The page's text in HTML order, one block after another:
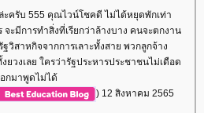
ครับ 555 คุณไวน์โชคดี ไม่ได้หยุดพักเท่า
จะมีการทำสิ่งที่เรียกว่าล้างบาง คนจะตกงาน
สาหกิจจากการเลาะทั้งสาย พวกลูกจ้าง
วงเลย ใครว่ารัฐประหารประชาชนไม่เดือด
กมาพูดไม่ได้
) 12 สิงหาคม 2565